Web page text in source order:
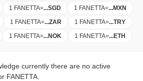
1 FANETTA=...SGD 1 FANETTA=...MXN
1 FANETTA=...ZAR 1 FANETTA=...TRY
1 FANETTA=...NOK 1 FANETTA=...ETH
currently there are no active
FANETTA.